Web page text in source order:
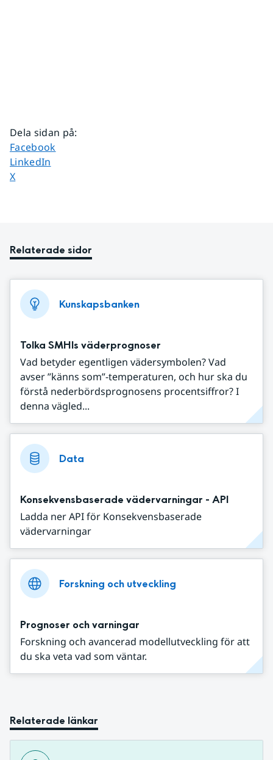
Dela sidan på:
Dela sidan på
Facebook
Dela sidan på
LinkedIn
Dela sidan på
X
Relaterade sidor
Kunskapsbanken
Tolka SMHIs väderprognoser
Vad betyder egentligen vädersymbolen? Vad
avser ”känns som”-temperaturen, och hur ska du
förstå nederbördsprognosens procentsiffror? I
denna vägled...
Data
Konsekvensbaserade vädervarningar - API
Ladda ner API för Konsekvensbaserade
vädervarningar
Forskning och utveckling
Prognoser och varningar
Forskning och avancerad modellutveckling för att
du ska veta vad som väntar.
Relaterade länkar